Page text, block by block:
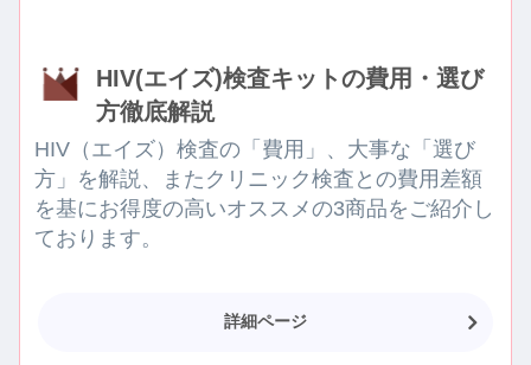
HIV(エイズ)検査キットの費用・選び
方徹底解説
HIV（エイズ）検査の「費用」、大事な「選び
方」を解説、またクリニック検査との費用差額
を基にお得度の高いオススメの3商品をご紹介し
ております。
詳細ページ